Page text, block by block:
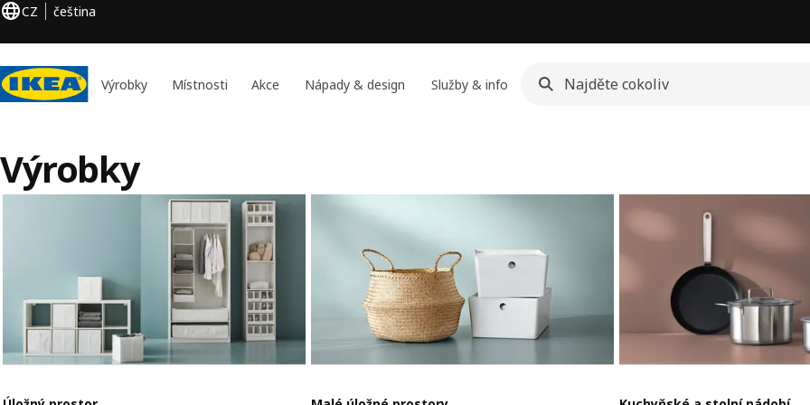
CZ čeština
Výrobky Místnosti Akce Nápady & design Služby & info
Výrobky